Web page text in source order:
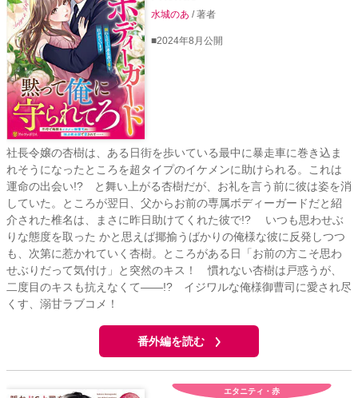
水城のあ/ 著者
■2024年8月公開
社長令嬢の杏樹は、ある日街を歩いている最中に暴走車に巻き込ま
れそうになったところを超タイプのイケメンに助けられる。これは
運命の出会い!? と舞い上がる杏樹だが、お礼を言う前に彼は姿を消
していた。ところが翌日、父からお前の専属ボディーガードだと紹
介された椎名は、まさに昨日助けてくれた彼で!? いつも思わせぶ
りな態度を取った かと思えば揶揄うばかりの俺様な彼に反発しつつ
も、次第に惹かれていく杏樹。ところがある日「お前の方こそ思わ
せぶりだって気付け」と突然のキス！ 慣れない杏樹は戸惑うが、
二度目のキスも抗えなくて――!? イジワルな俺様御曹司に愛され尽
くす、溺甘ラブコメ！
番外編を読む
エタニティ・赤